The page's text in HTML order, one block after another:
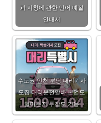
과 지칭에 관한 언어 예절
안내서
수도권 인천 분당 대리기사
모집 대리운전알바 본업도
얼마든지 투잡도 가능